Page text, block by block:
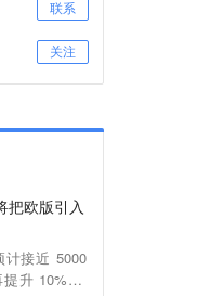
联系
关注
把欧版引入
接近 5000
升 10% 以